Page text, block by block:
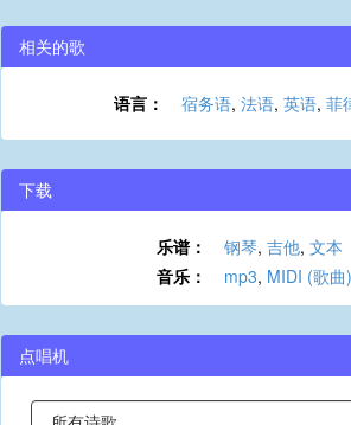
相关的歌
语言： 宿务语, 法语, 英语, 菲
下载
乐谱： 钢琴, 吉他, 文本
音乐：
mp3, MIDI (歌曲)
点唱机